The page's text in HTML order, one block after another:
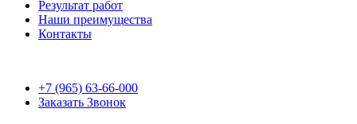
Результат работ
Наши преимущества
Контакты
+7 (965) 63-66-000
Заказать Звонок